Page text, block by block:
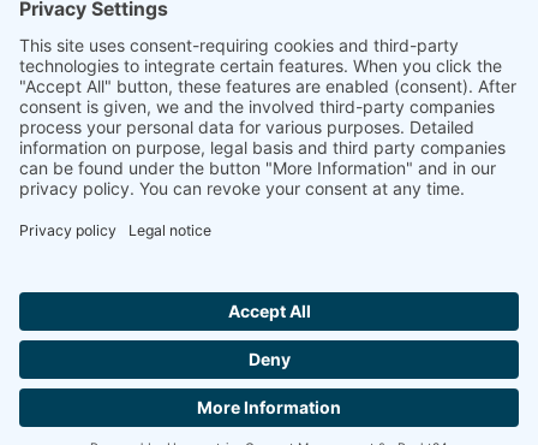
Delhi
+91-11-42883851
sales@linseis.in
EMPRESAIMPRENTA
PROTECCIÓN
DE DATOS
CON
NOSOTROS
Hallo ich bin LINAI! Wie kann ich dir